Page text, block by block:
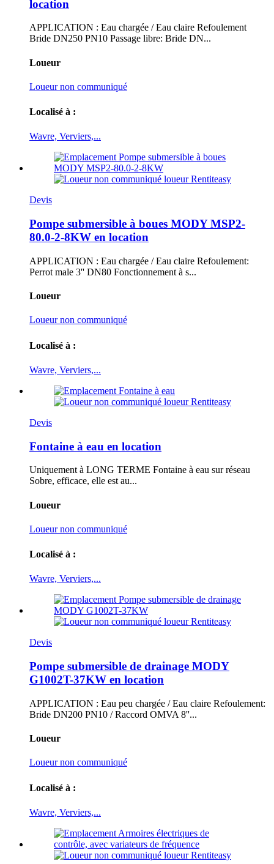
location
APPLICATION : Eau chargée / Eau claire Refoulement
Bride DN250 PN10 Passage libre: Bride DN...
Loueur
Loueur non communiqué
Localisé à :
Wavre, Verviers,...
Devis
Pompe submersible à boues MODY MSP2-
80.0-2-8KW en location
APPLICATION : Eau chargée / Eau claire Refoulement:
Perrot male 3'' DN80 Fonctionnement à s...
Loueur
Loueur non communiqué
Localisé à :
Wavre, Verviers,...
Devis
Fontaine à eau en location
Uniquement à LONG TERME Fontaine à eau sur réseau
Sobre, efficace, elle est au...
Loueur
Loueur non communiqué
Localisé à :
Wavre, Verviers,...
Devis
Pompe submersible de drainage MODY
G1002T-37KW en location
APPLICATION : Eau peu chargée / Eau claire Refoulement:
Bride DN200 PN10 / Raccord OMVA 8''...
Loueur
Loueur non communiqué
Localisé à :
Wavre, Verviers,...